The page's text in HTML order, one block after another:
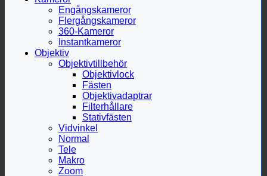
Engångskameror
Flergångskameror
360-Kameror
Instantkameror
Objektiv
Objektivtillbehör
Objektivlock
Fästen
Objektivadaptrar
Filterhållare
Stativfästen
Vidvinkel
Normal
Tele
Makro
Zoom